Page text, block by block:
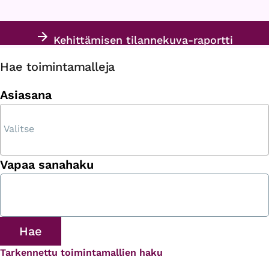
Kehittämisen tilannekuva-raportti
Hae toimintamalleja
Asiasana
Vapaa sanahaku
Tarkennettu toimintamallien haku